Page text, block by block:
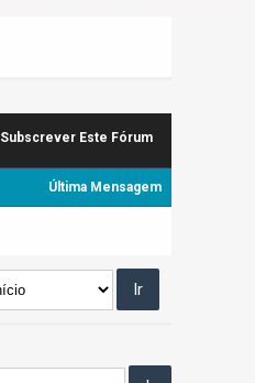
Subscrever Este Fórum
Última Mensagem